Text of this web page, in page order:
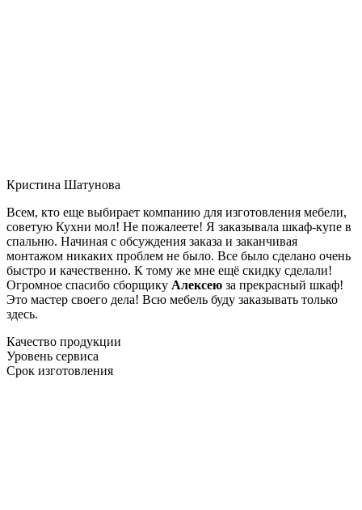
Кристина Шатунова
Всем, кто еще выбирает компанию для изготовления мебели,
советую Кухни мол! Не пожалеете! Я заказывала шкаф-купе в
спальню. Начиная с обсуждения заказа и заканчивая
монтажом никаких проблем не было. Все было сделано очень
быстро и качественно. К тому же мне ещё скидку сделали!
Огромное спасибо сборщику Алексею за прекрасный шкаф!
Это мастер своего дела! Всю мебель буду заказывать только
здесь.
Качество продукции
Уровень сервиса
Срок изготовления